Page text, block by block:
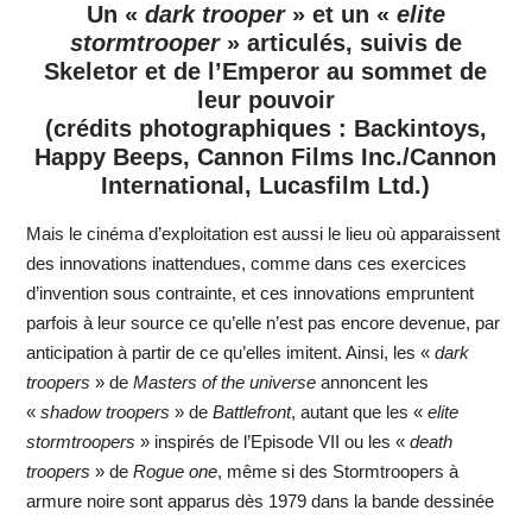
Un « dark trooper» et un « elite
stormtrooper» articulés, suivis de
Skeletor et de l’Emperor au sommet de
leur pouvoir
(crédits photographiques : Backintoys,
Happy Beeps, Cannon Films Inc./Cannon
International, Lucasfilm Ltd.)
Mais le cinéma d’exploitation est aussi le lieu où apparaissent
des innovations inattendues, comme dans ces exercices
d’invention sous contrainte, et ces innovations empruntent
parfois à leur source ce qu’elle n’est pas encore devenue, par
anticipation à partir de ce qu’elles imitent. Ainsi, les « dark
troopers » de Masters of the universeannoncent les
« shadow troopers » de Battlefront, autant que les « elite
stormtroopers » inspirés de l’Episode VII ou les « death
troopers » de Rogue one, même si des Stormtroopers à
armure noire sont apparus dès 1979 dans la bande dessinée